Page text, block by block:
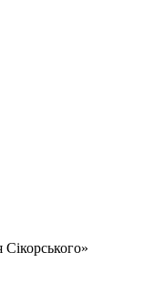
Сікорського»